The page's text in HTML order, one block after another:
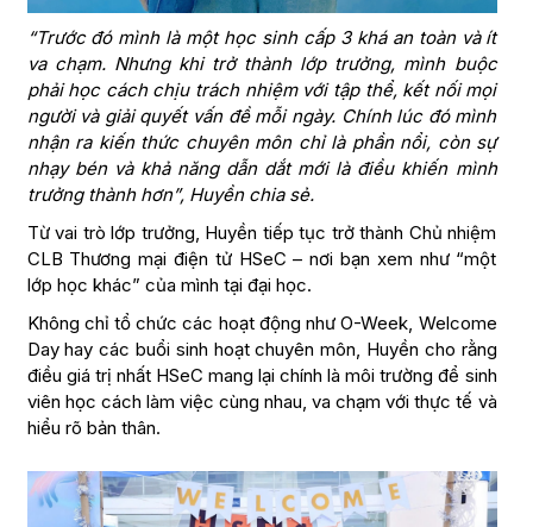
“Trước đó mình là một học sinh cấp 3 khá an toàn và ít
va chạm. Nhưng khi trở thành lớp trưởng, mình buộc
phải học cách chịu trách nhiệm với tập thể, kết nối mọi
người và giải quyết vấn đề mỗi ngày. Chính lúc đó mình
nhận ra kiến thức chuyên môn chỉ là phần nổi, còn sự
nhạy bén và khả năng dẫn dắt mới là điều khiến mình
trưởng thành hơn”, Huyền chia sẻ.
Từ vai trò lớp trưởng, Huyền tiếp tục trở thành Chủ nhiệm
CLB Thương mại điện tử HSeC – nơi bạn xem như “một
lớp học khác” của mình tại đại học.
Không chỉ tổ chức các hoạt động như O-Week, Welcome
Day hay các buổi sinh hoạt chuyên môn, Huyền cho rằng
điều giá trị nhất HSeC mang lại chính là môi trường để sinh
viên học cách làm việc cùng nhau, va chạm với thực tế và
hiểu rõ bản thân.